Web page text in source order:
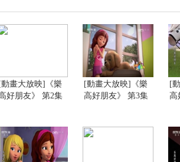
[動畫大放映]《樂
好朋友》 第2集
[動畫大放映]《樂
高好朋友》 第3集
[
高